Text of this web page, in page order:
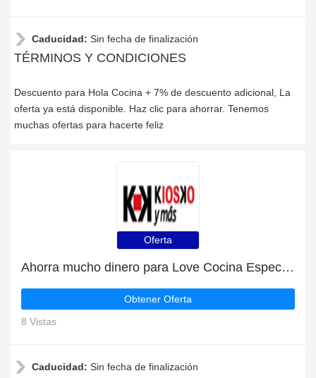
Caducidad: Sin fecha de finalización
TÉRMINOS Y CONDICIONES
Descuento para Hola Cocina + 7% de descuento adicional, La
oferta ya está disponible. Haz clic para ahorrar. Tenemos
muchas ofertas para hacerte feliz
Oferta
Ahorra mucho dinero para Love Cocina Especiales | caduca pronto
Obtener Oferta
8 Vistas
Caducidad: Sin fecha de finalización